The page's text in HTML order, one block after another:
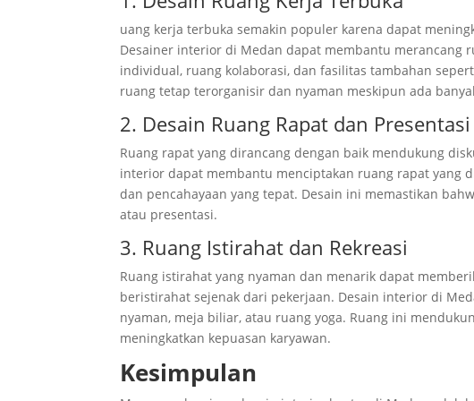
uang kerja terbuka semakin populer karena dapat
Desainer interior di Medan dapat membantu merancang
individual, ruang kolaborasi, dan fasilitas tambahan
ruang tetap terorganisir dan nyaman meskipun ada
2. Desain Ruang Rapat dan Presentasi
Ruang rapat yang dirancang dengan baik mendukung
interior dapat membantu menciptakan ruang rapat yang
dan pencahayaan yang tepat. Desain ini memastikan
atau presentasi.
3. Ruang Istirahat dan Rekreasi
Ruang istirahat yang nyaman dan menarik dapat
beristirahat sejenak dari pekerjaan. Desain interior di
nyaman, meja biliar, atau ruang yoga. Ruang ini
meningkatkan kepuasan karyawan.
Kesimpulan